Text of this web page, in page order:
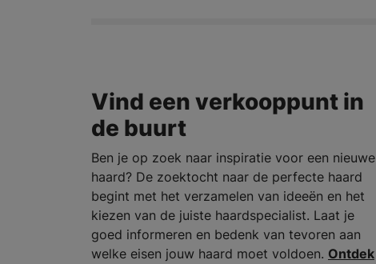
Vind een verkooppunt in
de buurt
Ben je op zoek naar inspiratie voor een nieuwe
haard? De zoektocht naar de perfecte haard
begint met het verzamelen van ideeën en het
kiezen van de juiste haardspecialist. Laat je
goed informeren en bedenk van tevoren aan
welke eisen jouw haard moet voldoen. Ontdek